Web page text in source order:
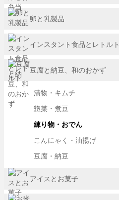
卵と乳製品
インスタント食品とレトルト
豆腐と納豆、和のおかず
漬物・キムチ
惣菜・煮豆
練り物・おでん
こんにゃく・油揚げ
豆腐・納豆
アイスとお菓子